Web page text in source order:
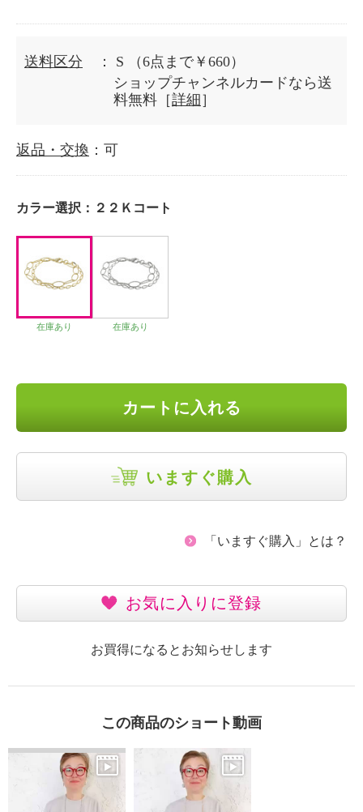
送料区分 ： S
（6点まで￥660）
ショップチャンネルカードなら送
料無料［詳細 ］
返品・交換 ：可
カラー選択： ２２Ｋコート
在庫あり 在庫あり
カートに入れる
いますぐ購入
「いますぐ購入」とは？
お気に入りに登録
お買得になるとお知らせします
この商品のショート動画